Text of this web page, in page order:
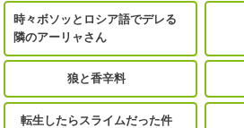
時々ボソッとロシア語でデレる
隣のアーリャさん
狼と香辛料
転生したらスライムだった件